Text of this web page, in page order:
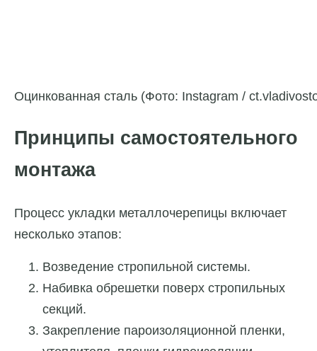
Оцинкованная сталь (Фото: Instagram /
Принципы самостоятельного
монтажа
Процесс укладки металлочерепицы включает
несколько этапов:
Возведение стропильной системы.
Набивка обрешетки поверх стропильных
секций.
Закрепление пароизоляционной пленки,